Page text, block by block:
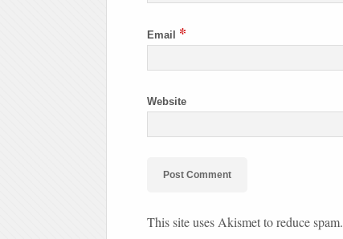
Email *
Website
This site uses Akismet to reduce spam.